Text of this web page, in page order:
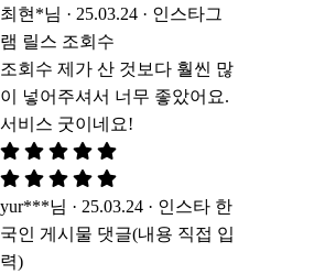
최현*님 · 25.03.24 · 인스타그
램 릴스 조회수
조회수 제가 산 것보다 훨씬 많
이 넣어주셔서 너무 좋았어요.
서비스 굿이네요!
yur***님 · 25.03.24 · 인스타 한
국인 게시물 댓글(내용 직접 입
력)